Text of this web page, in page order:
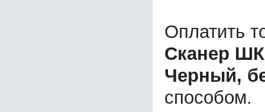
Оплатить
Сканер ШК
Черный,
способом.